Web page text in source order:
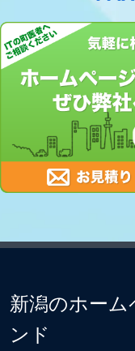
新潟のホーム
ンド